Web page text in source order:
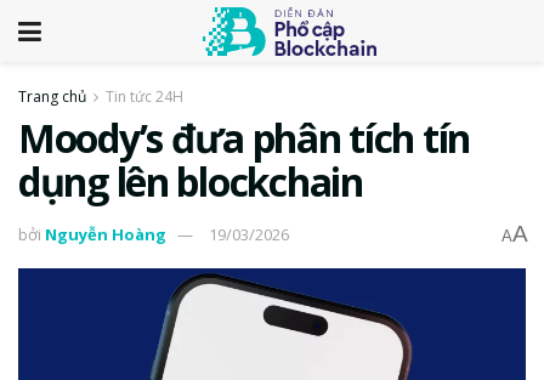
Trang chủ Tin tức 24H
Moody’s đưa phân tích tín
dụng lên blockchain
bởi Nguyễn Hoàng 19/03/2026 AA